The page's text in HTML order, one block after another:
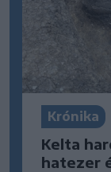
Krónika
Kelta
hatezer